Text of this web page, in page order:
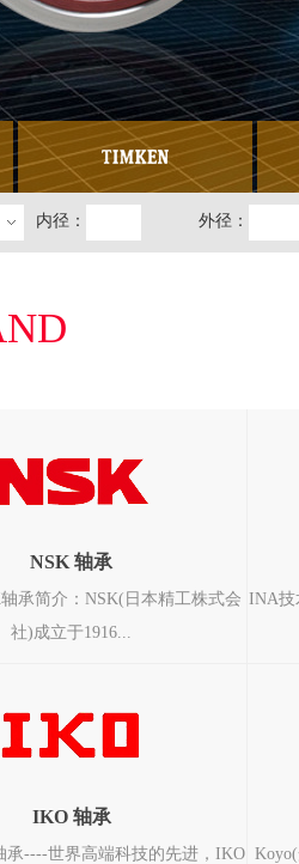
内径： 外径：
NSK 轴承
承简介：NSK(日本精工株式会
社)成立于1916...
INA技
IKO 轴承
承----世界高端科技的先进，IKO